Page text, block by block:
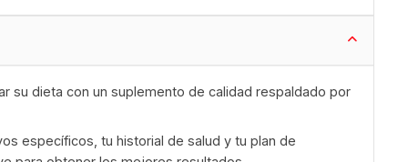
su dieta con un suplemento de calidad respaldado por
específicos, tu historial de salud y tu plan de